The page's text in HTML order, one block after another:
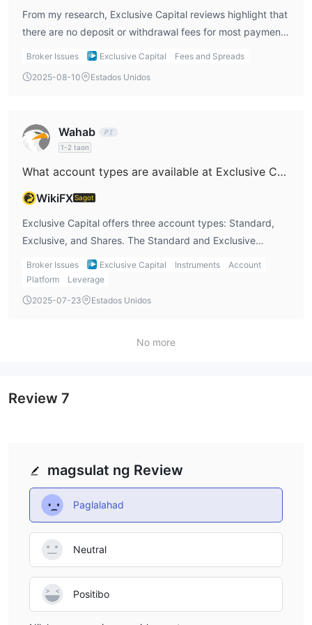
From my research, Exclusive Capital reviews highlight that
there are no deposit or withdrawal fees for most payment
methods like Visa, Mastercard, Skrill, and Neteller. This is a
However, I would still need to consider the processing
Broker Issues Exclusive Capital
Fees and Spreads
2025-08-10
Estados Unidos
Wahab
1-2 taon
What account types are available at Exclusive Capital?
WikiFXSagot
Exclusive Capital offers three account types: Standard,
Exclusive, and Shares. The Standard and Exclusive
accounts require a minimum deposit of 1,000 EUR, while
the Shares account requires 10,000 EUR. Exclusive
Capital reviews indicate that each account type has its
would weigh the cost of commissions against the spread
Broker Issues Exclusive Capital Instruments
Account
Platform
Leverage
2025-07-23
Estados Unidos
No more
magsulat ng Review
Paglalahad
Neutral
Positibo
Review 7